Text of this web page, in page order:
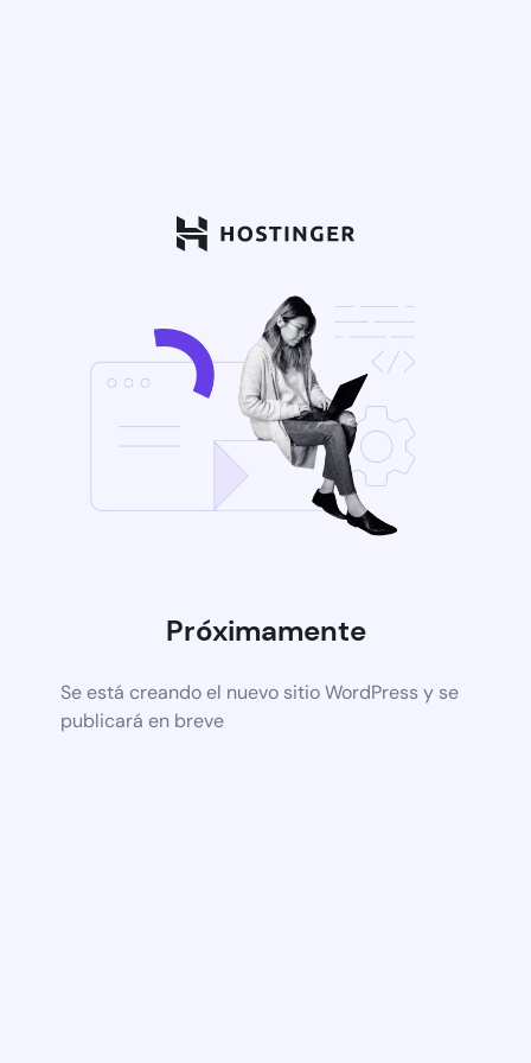
Próximamente
Se está creando el nuevo sitio WordPress y se
publicará en breve